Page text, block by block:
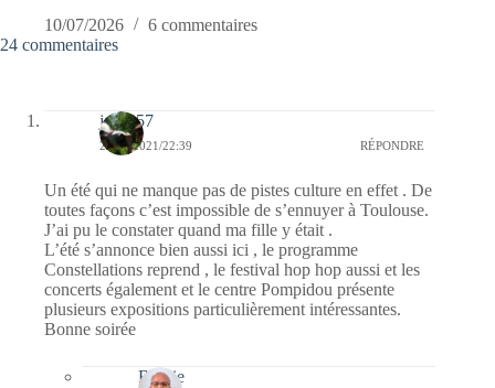
10/07/2026
6 commentaires
24 commentaires
jazzy57
28/06/2021/22:39 RÉPONDRE
Un été qui ne manque pas de pistes culture en effet . De
toutes façons c’est impossible de s’ennuyer à Toulouse.
J’ai pu le constater quand ma fille y était .
L’été s’annonce bien aussi ici , le programme
Constellations reprend , le festival hop hop aussi et les
concerts également et le centre Pompidou présente
plusieurs expositions particulièrement intéressantes.
Bonne soirée
Bernie